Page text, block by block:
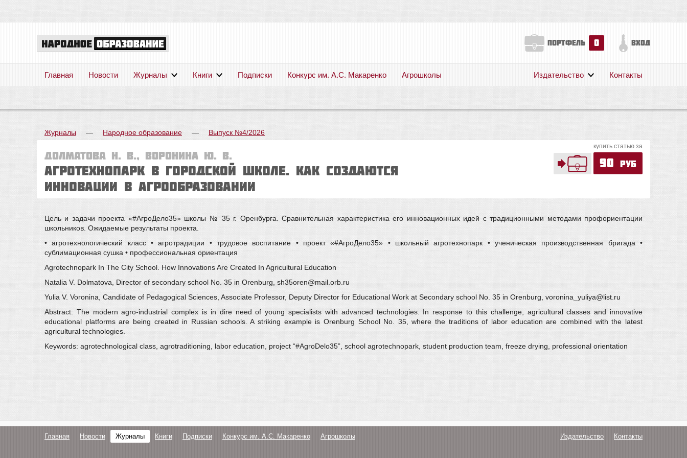
портфель 0 вход
Главная Новости Журналы Книги Подписки Конкурс им. А.С. Макаренко Агрошколы
Авторам
Публикации
Издательство Контакты
Журналы — Народное образование — Выпуск №4/2026
Долматова Н. В., Воронина Ю. В.
Агротехнопарк в городской школе. Как создаются
инновации в агрообразовании
купить статью за
90 руб
Цель и задачи проекта «#АгроДело35» школы № 35 г. Оренбурга. Сравнительная характеристика его инновационных идей с традиционными методами профориентации
школьников. Ожидаемые результаты проекта.
• агротехнологический класс • агротрадиции • трудовое воспитание • проект «#АгроДело35» • школьный агротехнопарк • ученическая производственная бригада •
сублимационная сушка • профессиональная ориентация
Agrotechnopark In The City School. How Innovations Are Created In Agricultural Education
Natalia V. Dolmatova, Director of secondary school No. 35 in Orenburg, sh35oren@mail.orb.ru
Yulia V. Voronina, Candidate of Pedagogical Sciences, Associate Professor, Deputy Director for Educational Work at Secondary school No. 35 in Orenburg, voronina_yuliya@list.ru
Abstract: The modern agro-industrial complex is in dire need of young specialists with advanced technologies. In response to this challenge, agricultural classes and innovative
educational platforms are being created in Russian schools. A striking example is Orenburg School No. 35, where the traditions of labor education are combined with the latest
agricultural technologies.
Keywords: agrotechnological class, agrotraditioning, labor education, project “#AgroDelo35”, school agrotechnopark, student production team, freeze drying, professional orientation
Главная Новости Журналы Книги Подписки Конкурс им. А.С. Макаренко Агрошколы Издательство Контакты